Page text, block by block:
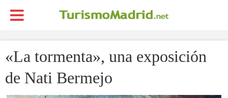
«La tormenta», una exposición
de Nati Bermejo